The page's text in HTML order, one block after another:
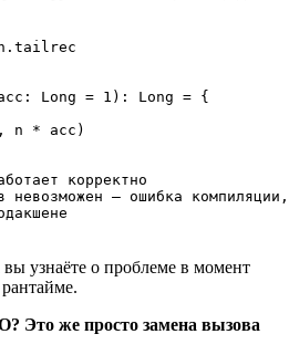
Long = 1): Long = {
n * acc)
корректно
— ошибка компиляции,
узнаёте о проблеме в момент
Это же просто замена вызова